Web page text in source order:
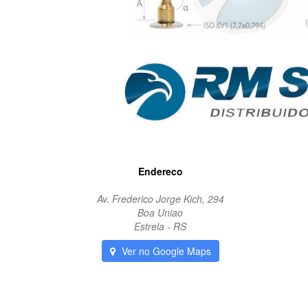
Endereco
Av. Frederico Jorge Kich, 294
Boa Uniao
Estrela - RS
Ver no Google Maps